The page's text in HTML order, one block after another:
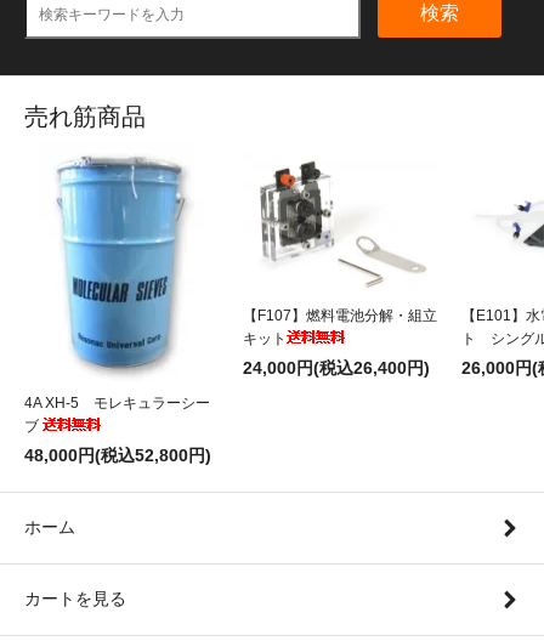
検索
売れ筋商品
4A XH-5 モレキュラーシー
ブ
48,000円(税込52,800円)
【F107】燃料電池分解・組立
キット
24,000円(税込26,400円)
【E101】
ト シング
26,000円(
ホーム
カートを見る